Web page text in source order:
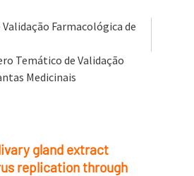
Farmacológica de
Temático de Validação
Medicinais
gland extract
replication through